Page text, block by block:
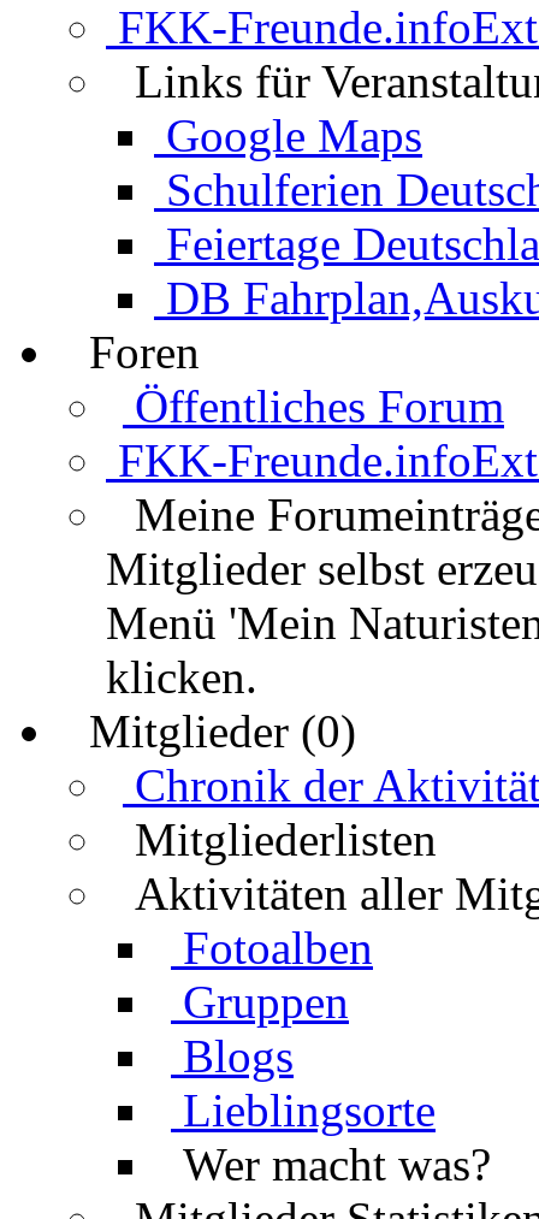
FKK-Freunde.info
Links für
Google Maps
Schulferien
Feiertage
DB
Foren
Öffentliches Forum
FKK-Freunde.info
Meine
Mitglieder selbst
Menü 'Mein
klicken.
Mitglieder (0)
Chronik der
Mitgliederlisten
Aktivitäten aller
Fotoalben
Gruppen
Blogs
Lieblingsorte
Wer macht was?